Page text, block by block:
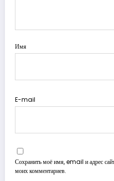
Имя
E-mail
Сохранить моё имя, email и адрес
моих комментариев.